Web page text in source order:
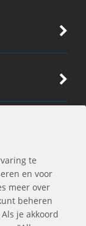
te
en voor
meer over
beheren
je akkoord